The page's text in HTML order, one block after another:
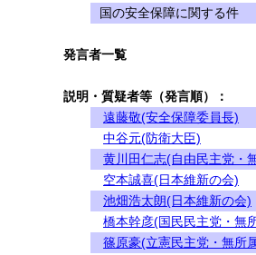
国の安全保障に関する件
発言者一覧
説明・質疑者等（発言順）：
遠藤敬(安全保障委員長)
中谷元(防衛大臣)
黄川田仁志(自由民主党・
空本誠喜(日本維新の会)
池畑浩太朗(日本維新の会)
橋本幹彦(国民民主党・無
篠原豪(立憲民主党・無所